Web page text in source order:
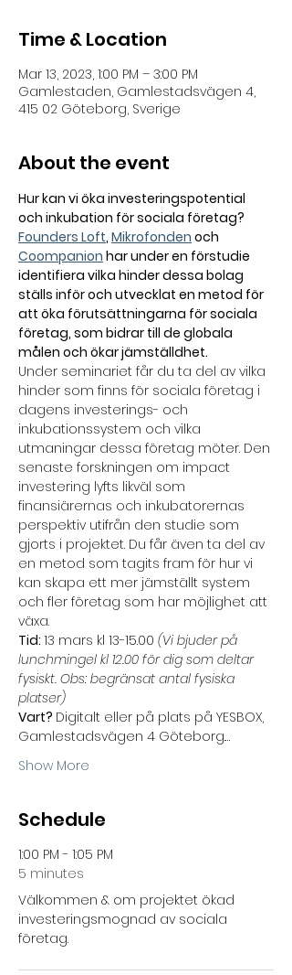
Time & Location
Mar 13, 2023, 1:00 PM – 3:00 PM
Gamlestaden, Gamlestadsvägen 4,
415 02 Göteborg, Sverige
About the event
Hur kan vi öka investeringspotential
och inkubation för sociala företag?
Founders Loft, Mikrofonden och
Coompanion har under en förstudie
identifiera vilka hinder dessa bolag
ställs inför och utvecklat en metod för
att öka förutsättningarna för sociala
företag, som bidrar till de globala
målen och ökar jämställdhet.
Under seminariet får du ta del av vilka
hinder som finns för sociala företag i
dagens investerings- och
inkubationssystem och vilka
utmaningar dessa företag möter. Den
senaste forskningen om impact
investering lyfts likväl som
finansiärernas och inkubatorernas
perspektiv utifrån den studie som
gjorts i projektet. Du får även ta del av
en metod som tagits fram för hur vi
kan skapa ett mer jämställt system
och fler företag som har möjlighet att
växa.
Tid: 13 mars kl 13-15.00 (Vi bjuder på
lunchmingel kl 12.00 för dig som deltar
fysiskt. Obs: begränsat antal fysiska
platser)
Vart? Digitalt eller på plats på YESBOX,
Gamlestadsvägen 4 Göteborg.…
Show More
Schedule
1:00 PM - 1:05 PM
5 minutes
Välkommen & om projektet ökad
investeringsmognad av sociala
företag.